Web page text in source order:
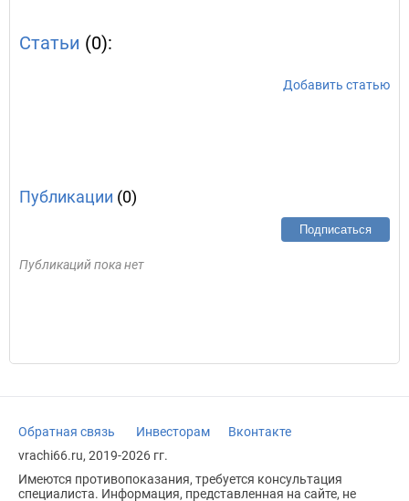
Статьи (0):
Добавить статью
Публикации (0)
Подписаться
Публикаций пока нет
Обратная связь Инвесторам
Вконтакте
vrachi66.ru, 2019-2026 гг.
Имеются противопоказания, требуется консультация
специалиста. Информация, представленная на сайте, не